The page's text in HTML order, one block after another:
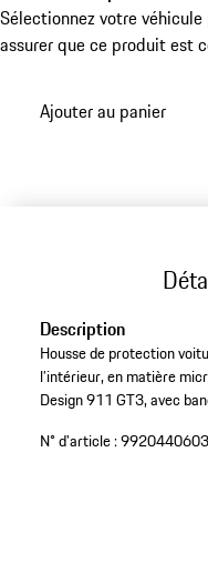
Sélectionnez votre véhicule
assurer que ce produit est
Ajouter au panier
Description
Housse de protection
l’intérieur, en matière
Design 911 GT3, avec
N° d'article :